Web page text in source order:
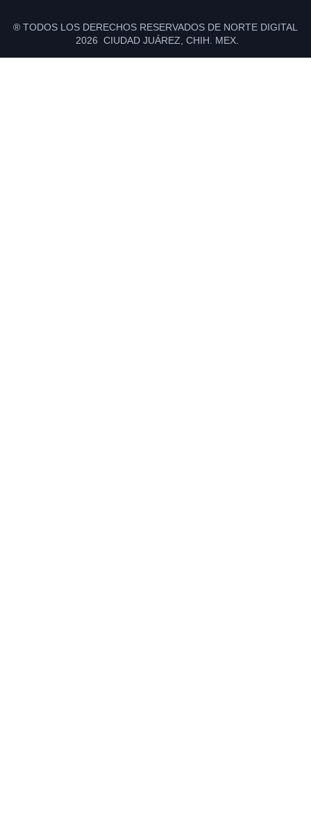
® TODOS LOS DERECHOS RESERVADOS DE NORTE DIGITAL
2026 CIUDAD JUÁREZ, CHIH. MEX.